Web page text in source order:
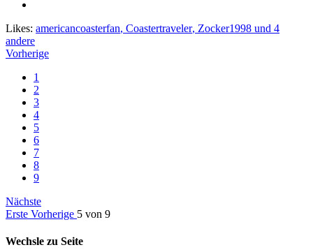
Likes: americancoasterfan, Coastertraveler, Zocker1998 und 4
andere
Vorherige
1
2
3
4
5
6
7
8
9
Nächste
Erste Vorherige 5 von 9
Wechsle zu Seite